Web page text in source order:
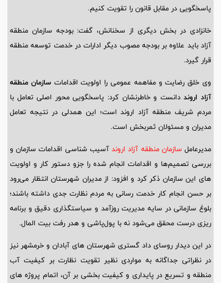
پاسخگویی در مقابل قانون را تقویت کنیم.
خانزادی در بخش دیگری از سخنانش، گفت: بودجه سازمان منطقه
آزاد باید علاوه بر بودجه مصوب دیگر ادارات در خدمت توسعه منطقه
قرار گیرد.
وی خلق رضایت و مفاهمه عمومی را اولویت اقدامات سازمان منطقه
آزاد ارونددانست و خاطرنشان کرد: پاسخگویی محور اصلی تعامل با
مردم شریف منطقه آزاد اروند است؛ این همدلی در نتیجه تعامل
مدیران و مسئولان ثمربخش است.
مدیرعامل سازمان منطقه آزاد اروندآسیب شناسی اقدامات سازمان و
بررسی تصمیم‌ها و اقدامات انجام شده را جزو دستور کار و اولویت
های این سازمان ذکر کرد و افزود: از مدیران شهرستان انتظار می‌رود
بر حسن انجام کار خدمت رسانی به مردم نظارت جدی داشته باشند؛
بلوغ سازمانی در سایه مدیریت روزآمد و سیاستگذاری دقیق و برنامه
ریزی درست محقق می‌شود نه با پول‌پاشی و هدر رفت بیت المال.
در این دیدار روسای داد گستری شهرستان های آبادان و خرمشهر نیز
در نظراتی جداگانه به مواردی نظیر تقویت نظارت بر کیفیت آب
منطقه و تسریع در پایداری و کیفیت بخشی بر آن، اتمام پروژه های